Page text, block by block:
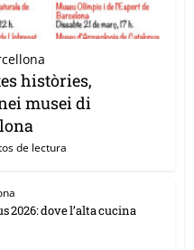
històries,
musei di
de lectura
2026: dove l’alta cucina